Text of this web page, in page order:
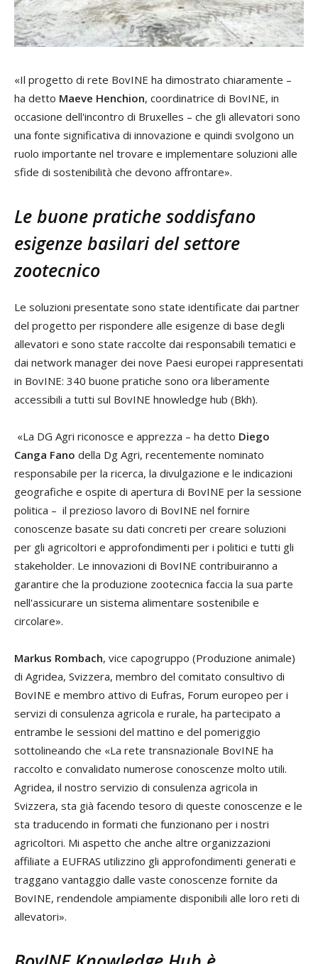
«Il progetto di rete BovINE ha dimostrato chiaramente –
ha detto Maeve Henchion, coordinatrice di BovINE, in
occasione dell'incontro di Bruxelles – che gli allevatori sono
una fonte significativa di innovazione e quindi svolgono un
ruolo importante nel trovare e implementare soluzioni alle
sfide di sostenibilità che devono affrontare».
Le buone pratiche soddisfano
esigenze basilari del settore
zootecnico
Le soluzioni presentate sono state identificate dai partner
del progetto per rispondere alle esigenze di base degli
allevatori e sono state raccolte dai responsabili tematici e
dai network manager dei nove Paesi europei rappresentati
in BovINE: 340 buone pratiche sono ora liberamente
accessibili a tutti sul BovINE hnowledge hub (Bkh).
«La DG Agri riconosce e apprezza – ha detto Diego
Canga Fano della Dg Agri, recentemente nominato
responsabile per la ricerca, la divulgazione e le indicazioni
geografiche e ospite di apertura di BovINE per la sessione
politica – il prezioso lavoro di BovINE nel fornire
conoscenze basate su dati concreti per creare soluzioni
per gli agricoltori e approfondimenti per i politici e tutti gli
stakeholder. Le innovazioni di BovINE contribuiranno a
garantire che la produzione zootecnica faccia la sua parte
nell'assicurare un sistema alimentare sostenibile e
circolare».
Markus Rombach, vice capogruppo (Produzione animale)
di Agridea, Svizzera, membro del comitato consultivo di
BovINE e membro attivo di Eufras, Forum europeo per i
servizi di consulenza agricola e rurale, ha partecipato a
entrambe le sessioni del mattino e del pomeriggio
sottolineando che «La rete transnazionale BovINE ha
raccolto e convalidato numerose conoscenze molto utili.
Agridea, il nostro servizio di consulenza agricola in
Svizzera, sta già facendo tesoro di queste conoscenze e le
sta traducendo in formati che funzionano per i nostri
agricoltori. Mi aspetto che anche altre organizzazioni
affiliate a EUFRAS utilizzino gli approfondimenti generati e
traggano vantaggio dalle vaste conoscenze fornite da
BovINE, rendendole ampiamente disponibili alle loro reti di
allevatori».